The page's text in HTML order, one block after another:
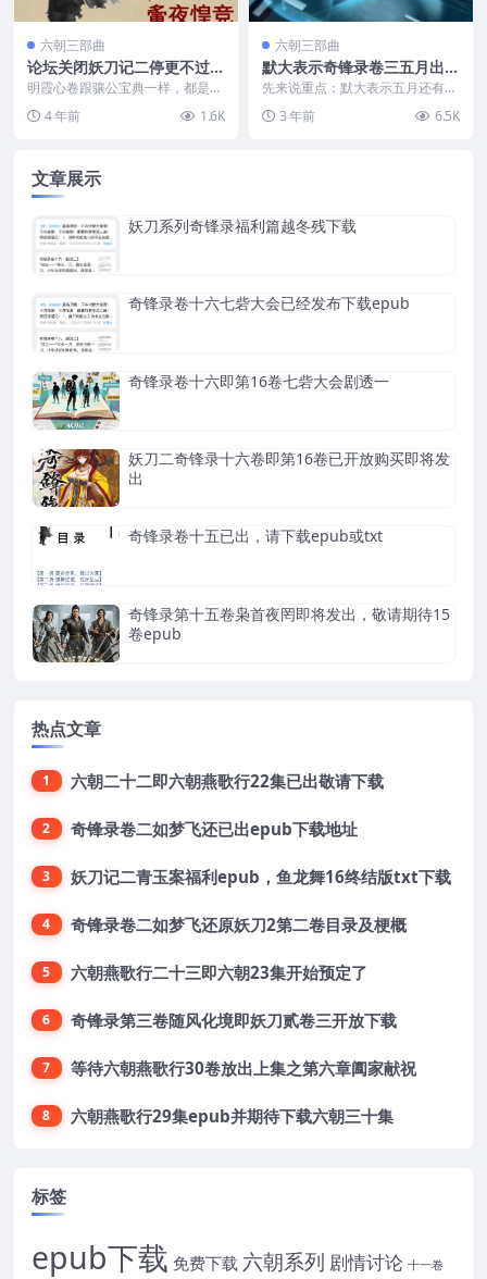
六朝三部曲
论坛关闭妖刀记二停更不过十
一月底可能有惊喜
明霞心卷跟骧公宝典一样，都是用
东胜洲的人来说简直天...
4 年前 1.6K
六朝三部曲
默大表示奇锋录卷三五月出敬
请期待epub下载
先来说重点：默大表示五月还有一
在了高潮部分。目前第...
3 年前 6.5K
文章展示
妖刀系列奇锋录福利篇越冬残下载
奇锋录卷十六七砦大会已经发布下载epub
奇锋录卷十六即第16卷七砦大会剧透一
妖刀二奇锋录十六卷即第16卷已开放购买即将发
出
奇锋录卷十五已出，请下载epub或txt
奇锋录第十五卷枭首夜罔即将发出，敬请期待15
卷epub
热点文章
1 六朝二十二即六朝燕歌行22集已出敬请下载
2 奇锋录卷二如梦飞还已出epub下载地址
3 妖刀记二青玉案福利epub，鱼龙舞16终结版txt下载
4 奇锋录卷二如梦飞还原妖刀2第二卷目录及梗概
5 六朝燕歌行二十三即六朝23集开始预定了
6 奇锋录第三卷随风化境即妖刀贰卷三开放下载
7 等待六朝燕歌行30卷放出上集之第六章阖家献祝
8 六朝燕歌行29集epub并期待下载六朝三十集
标签
epub下载 免费下载 六朝系列 剧情讨论 十一卷